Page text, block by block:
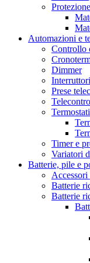
Automazioni e
Controllo
Dimmer
Prese
Termostati
Timer e
Variatori
Batterie, pile e
Accessori
Batterie
Batterie